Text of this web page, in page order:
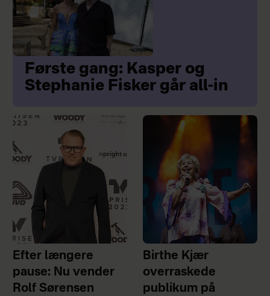
Første gang: Kasper og
Stephanie Fisker går all-in
Efter længere
pause: Nu vender
Rolf Sørensen
Birthe Kjær
overraskede
publikum på